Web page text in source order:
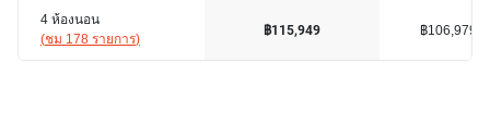
4 ห้องนอน
(ชม 178 รายการ) ฿115,949 ฿106,979